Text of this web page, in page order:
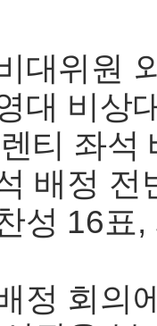
대위원
대 비상
티 좌
배정 전
성 16표
정 회의